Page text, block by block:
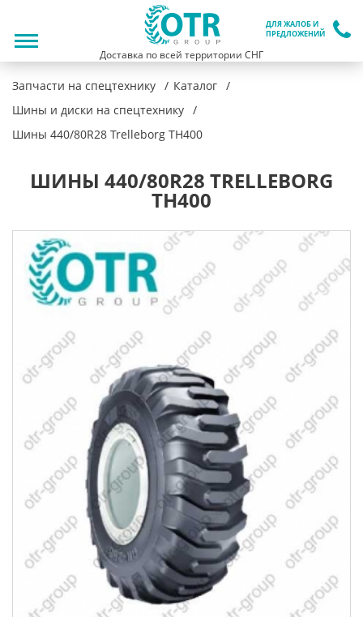
ДЛЯ ЖАЛОБ И
ПРЕДЛОЖЕНИЙ
Доставка по всей территории СНГ
Запчасти на спецтехнику
Каталог
Шины и диски на спецтехнику
Шины 440/80R28 Trelleborg TH400
ШИНЫ 440/80R28 TRELLEBORG
TH400